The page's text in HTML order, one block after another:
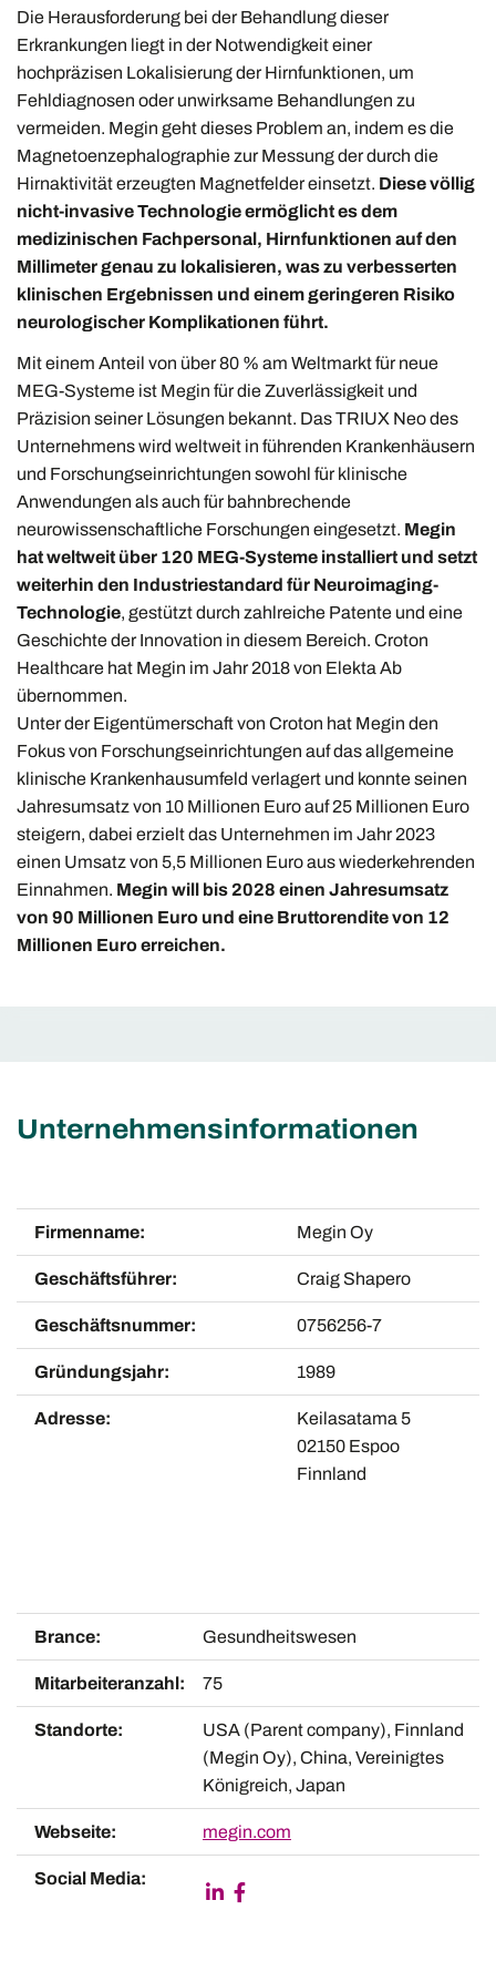
Die Herausforderung bei der Behandlung dieser
Erkrankungen liegt in der Notwendigkeit einer
hochpräzisen Lokalisierung der Hirnfunktionen, um
Fehldiagnosen oder unwirksame Behandlungen zu
vermeiden. Megin geht dieses Problem an, indem es die
Magnetoenzephalographie zur Messung der durch die
Hirnaktivität erzeugten Magnetfelder einsetzt. Diese völlig
nicht-invasive Technologie ermöglicht es dem
medizinischen Fachpersonal, Hirnfunktionen auf den
Millimeter genau zu lokalisieren, was zu verbesserten
klinischen Ergebnissen und einem geringeren Risiko
neurologischer Komplikationen führt.
Mit einem Anteil von über 80 % am Weltmarkt für neue
MEG-Systeme ist Megin für die Zuverlässigkeit und
Präzision seiner Lösungen bekannt. Das TRIUX Neo des
Unternehmens wird weltweit in führenden Krankenhäusern
und Forschungseinrichtungen sowohl für klinische
Anwendungen als auch für bahnbrechende
neurowissenschaftliche Forschungen eingesetzt. Megin
hat weltweit über 120 MEG-Systeme installiert und setzt
weiterhin den Industriestandard für Neuroimaging-
Technologie, gestützt durch zahlreiche Patente und eine
Geschichte der Innovation in diesem Bereich. Croton
Healthcare hat Megin im Jahr 2018 von Elekta Ab
übernommen.
Unter der Eigentümerschaft von Croton hat Megin den
Fokus von Forschungseinrichtungen auf das allgemeine
klinische Krankenhausumfeld verlagert und konnte seinen
Jahresumsatz von 10 Millionen Euro auf 25 Millionen Euro
steigern, dabei erzielt das Unternehmen im Jahr 2023
einen Umsatz von 5,5 Millionen Euro aus wiederkehrenden
Einnahmen. Megin will bis 2028 einen Jahresumsatz
von 90 Millionen Euro und eine Bruttorendite von 12
Millionen Euro erreichen.
Unternehmensinformationen
Firmenname: Megin Oy
Geschäftsführer: Craig Shapero
Geschäftsnummer: 0756256-7
Gründungsjahr: 1989
Adresse:
Keilasatama 5
02150 Espoo
Finnland
Brance: Gesundheitswesen
Mitarbeiteranzahl: 75
Standorte:
USA (Parent company), Finnland
(Megin Oy), China, Vereinigtes
Königreich, Japan
Webseite: megin.com
Social Media: